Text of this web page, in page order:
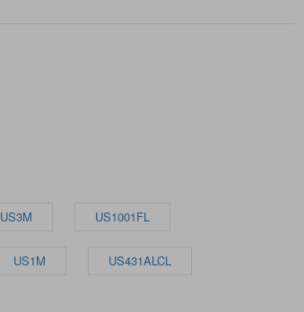
US3M US1001FL
US1M US431ALCL